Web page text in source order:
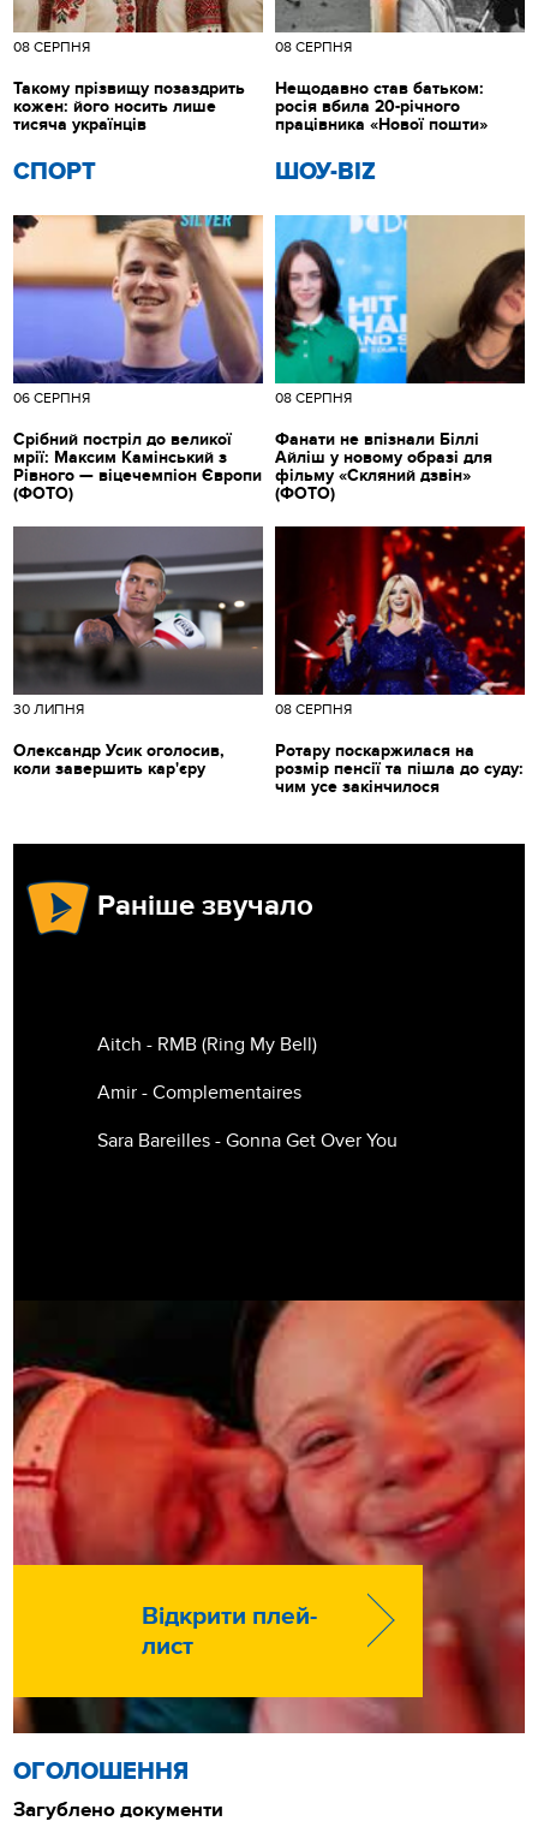
СПОРТ
06 СЕРПНЯ
Срібний постріл до великої
мрії: Максим Камінський з
Рівного — віцечемпіон Європи
(ФОТО)
ШОУ-BIZ
08 СЕРПНЯ
Фанати не впізнали Біллі
Айліш у новому образі для
фільму «Скляний дзвін»
(ФОТО)
08 СЕРПНЯ
Такому прізвищу позаздрить
кожен: його носить лише
тисяча українців
08 СЕРПНЯ
Нещодавно став батьком:
росія вбила 20-річного
працівника «Нової пошти»
30 ЛИПНЯ
Олександр Усик оголосив,
коли завершить кар'єру
08 СЕРПНЯ
Ротару поскаржилася на
розмір пенсії та пішла до суду:
чим усе закінчилося
Раніше звучало
Aitch - RMB (Ring My Bell)
Amir - Complementaires
Sara Bareilles - Gonna Get Over You
Відкрити плей-
лист
ОГОЛОШЕННЯ
Загублено документи